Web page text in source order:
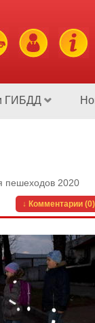
ГИБДД
2020
↓ Комментарии (0)